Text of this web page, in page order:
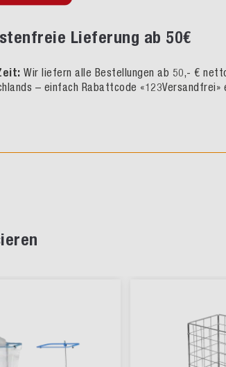
Lieferung ab 50€
Wir liefern alle Bestellungen ab 50,- €
– einfach Rabattcode «123Versandfrei»